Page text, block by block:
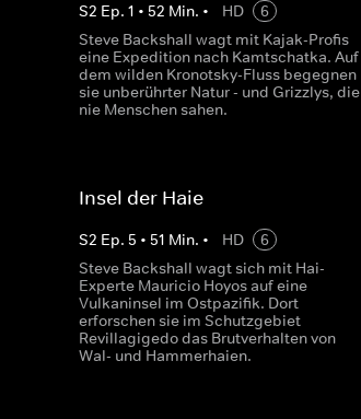
S2 Ep. 1 • 52 Min. • HD
6
Steve Backshall wagt mit Kajak-Profis
eine Expedition nach Kamtschatka. Auf
dem wilden Kronotsky-Fluss begegnen
sie unberührter Natur - und Grizzlys, die
nie Menschen sahen.
Insel der Haie
S2 Ep. 5 • 51 Min. • HD
6
Steve Backshall wagt sich mit Hai-
Experte Mauricio Hoyos auf eine
Vulkaninsel im Ostpazifik. Dort
erforschen sie im Schutzgebiet
Revillagigedo das Brutverhalten von
Wal- und Hammerhaien.